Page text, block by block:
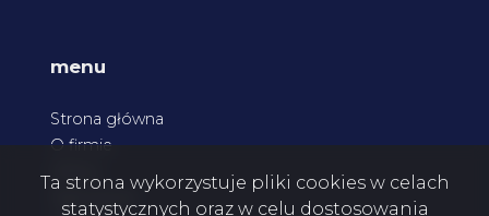
menu
Strona główna
O firmie
Ta strona wykorzystuje pliki cookies w celach
statystycznych oraz w celu dostosowania